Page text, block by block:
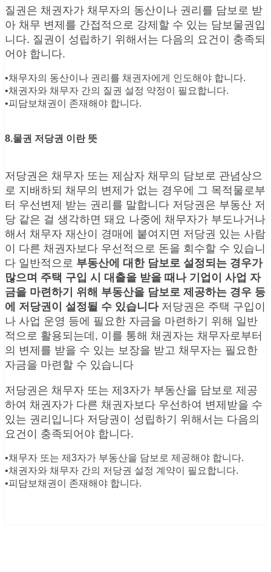
질권은 채권자가 채무자의 동산이나 권리를 담보로 받
아 채무 변제를 간접적으로 강제할 수 있는 담보물권입
니다. 질권이 성립하기 위해서는 다음의 요건이 충족되
어야 합니다.
•채무자의 동산이나 권리를 채권자에게 인도해야 합니다.
•채권자와 채무자 간의 질권 설정 약정이 필요합니다.
•피담보채권이 존재해야 합니다.
8.물권 저당권 이란 뜻
저당권은 채무자 또는 제삼자 채무의 담보로 관념상으
로 지배하되 채무의 변제가 없는 경우에 그 목적물로부
터 우선변제 받는 권리를 말합니다 저당권은 부동산 저
당 같은 걸 생각하면 돼요 나중에 채무자가 부도나거나
해서 채무자 재산이 경매에 붙여지면 저당권 있는 사람
이 다른 채권자보다 우선적으로 돈을 회수할 수 있습니
다 일반적으로 부동산에 대한 담보로 설정되는 경우가
많으며 주택 구입 시 대출을 받을 때나 기업이 사업 자
금을 마련하기 위해 부동산을 담보로 제공하는 경우 등
에 저당권이 설정될 수 있습니다저당권은 주택 구입이
나 사업 운영 등에 필요한 자금을 마련하기 위해 일반
적으로 활용되는데, 이를 통해 채권자는 채무자로부터
의 변제를 받을 수 있는 보장을 받고 채무자는 필요한
자금을 마련할 수 있습니다
저당권은 채무자 또는 제3자가 부동산을 담보로 제공
하여 채권자가 다른 채권자보다 우선하여 변제받을 수
있는 권리입니다 저당권이 성립하기 위해서는 다음의
요건이 충족되어야 합니다.
•채무자 또는 제3자가 부동산을 담보로 제공해야 합니다.
•채권자와 채무자 간의 저당권 설정 계약이 필요합니다.
•피담보채권이 존재해야 합니다.